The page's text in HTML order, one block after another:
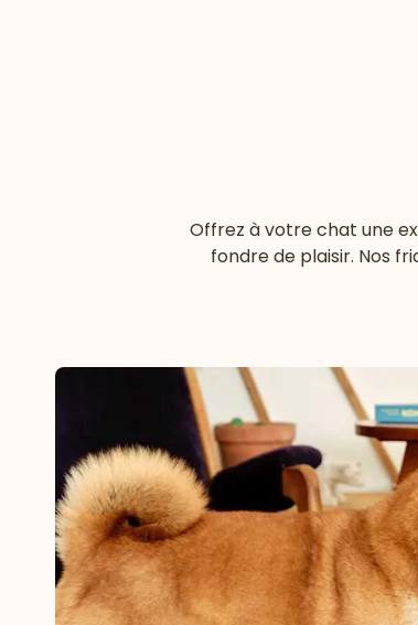
Offrez à votre chat une
fondre de plaisir. Nos